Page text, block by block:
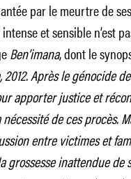
par le meurtre de
et sensible n’est
Ben’imana, dont le
2012. Après le génocide
apporter justice et
de ces procès.
entre victimes et
grossesse inattendue de